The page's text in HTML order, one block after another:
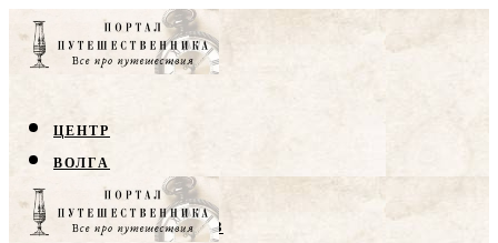
ЦЕНТР
ВОЛГА
КРЫМ
СЕВЕРНЫЙ КАВКАЗ